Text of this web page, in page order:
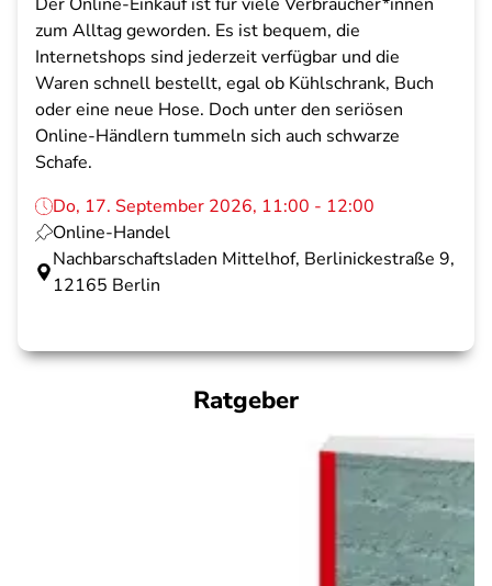
zum Alltag geworden. Es ist bequem, die
Internetshops sind jederzeit verfügbar und die
Waren schnell bestellt, egal ob Kühlschrank, Buch
oder eine neue Hose. Doch unter den seriösen
Online-Händlern tummeln sich auch schwarze
Schafe.
Do, 17. September 2026, 11:00 - 12:00
Online-Handel
Nachbarschaftsladen Mittelhof, Berlinickestraße 9,
12165 Berlin
Ratgeber